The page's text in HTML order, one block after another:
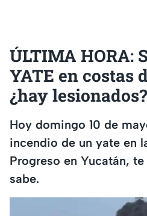
ÚLTIMA HORA:
YATE en costas
¿hay
Hoy domingo 10 de
incendio de un yate en
Progreso en Yucatán,
sabe.